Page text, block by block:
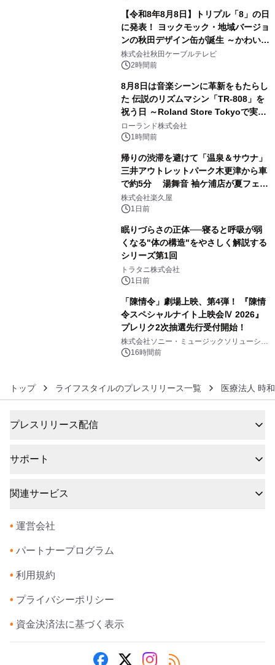
【令和8年8月8日】トリプル「8」の日
に発表！ ヨックモック・地域バージョ
ンの秋田デザイン缶が誕生 ～かわいい
秋田犬の子犬と秋田の四季と名所を巡
るパッケージ～ 9月1日(火)秋田県内で
株式会社秋田ケーブルテレビ
2時間前
8月8日は音楽シーンに革新をもたらし
た 伝説のリズムマシン「TR-808」を
祝う日 ～Roland Store Tokyoで実機
を展示しての 記念キャンペーンを開
催 英国ラジオ「NTS」の 特別プログ
ラムや、「TR-808」を愛する伝説的
アーティストを フィーチャーしたアニ
メーションを公開～
ローランド株式会社
1時間前
帰りの渋滞を避けて「温泉＆サウナ」
三井アウトレットパーク木更津から車
で約5分 湯舞音 袖ケ浦店が夏フェア
メニューを提供
株式会社楽久屋
1日前
眠りづらさの正体──寝ると呼吸が弱
くなる"体の構造"をやさしく解説する
シリーズ第1回
トラタニ株式会社
1日前
「陳情令」劇場上映、第4弾！ 『陳情
令スペシャルナイト上映会Ⅳ 2026』
プレリク2次抽選先行受付開始！
株式会社ソニー・ミュージックソリューショ
ンズ16時間前
トップ ライフスタイルのプレスリリース一覧 医療法人 時
プレスリリース配信
サポート
関連サービス
• 運営会社
• パートナープログラム
• 利用規約
• プライバシーポリシー
• 資金決済法に基づく表示